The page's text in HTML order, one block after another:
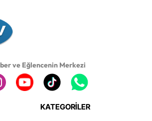
ve Eğlencenin Merkezi
KATEGORİLER